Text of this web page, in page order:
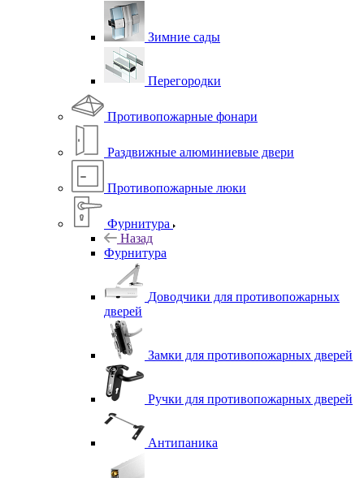
Зимние сады
Перегородки
Противопожарные фонари
Раздвижные алюминиевые двери
Противопожарные люки
Фурнитура
Назад
Фурнитура
Доводчики для противопожарных
дверей
Замки для противопожарных дверей
Ручки для противопожарных дверей
Антипаника